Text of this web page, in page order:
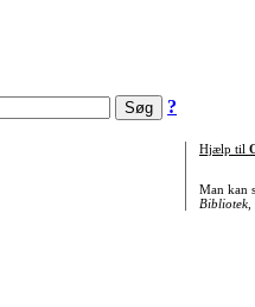
?
Hjælp til
Man kan
Bibliotek,